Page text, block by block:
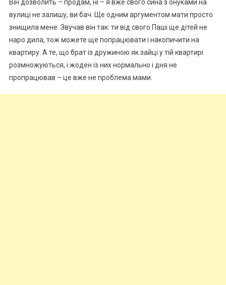
Він дозволить – продам, ні – я вже свого сина з онуками на
вулиці не залишу, ви бач. Ще одним аргументом мати просто
знищила мене. Звучав він так: ти від свого Паші ще дітей не
наро дила, тож можете ще попрацювати і накопичити на
квартиру. А те, що брат із дружиною як зайці у тій квартирі
розмножуються, і жоден із них нормально і дня не
пропрацював – це вже не nроблема мами.